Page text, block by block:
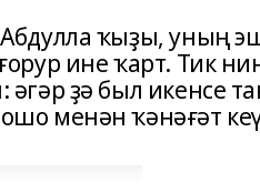
Абдулла ҡыҙы, уның
ине ҡарт. Тик
әгәр ҙә был икенсе
менән ҡәнәғәт